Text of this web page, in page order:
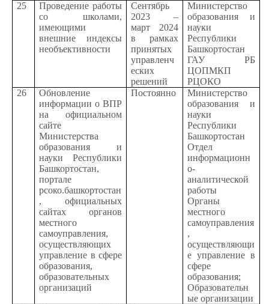
25
Проведение работы
со школами,
имеющими
внешние индексы
необъективности
Сентябрь
2023 –
март 2024
в рамках
принятых
управленч
еских
решений
Министерство
образования и
науки
Республики
Башкортостан
ГАУ РБ
ЦОПМКП
РЦОКО
26
Обновление
информации о ВПР
на официальном
сайте
Министерства
образования и
науки Республики
Башкортостан,
портале
рсоко.башкортостан
, официальных
сайтах органов
местного
самоуправления,
осуществляющих
управление в сфере
образования,
образовательных
организаций
Постоянно
Министерство
образования и
науки
Республики
Башкортостан
Отдел
информационн
о-
аналитической
работы
Органы
местного
самоуправления
,
осуществляющи
е управление в
сфере
образования;
Образовательн
ые организации